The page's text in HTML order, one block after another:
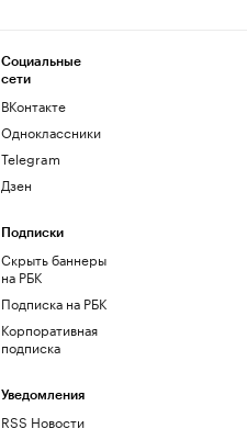
Социальные
сети
ВКонтакте
Одноклассники
Telegram
Дзен
Подписки
Скрыть баннеры
на РБК
Подписка на РБК
Корпоративная
подписка
Уведомления
RSS Новости